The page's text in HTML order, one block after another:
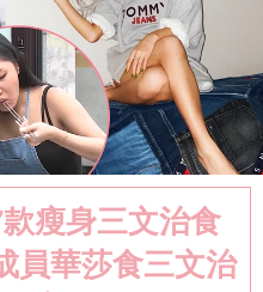
瘦身三文治食
華莎食三文治